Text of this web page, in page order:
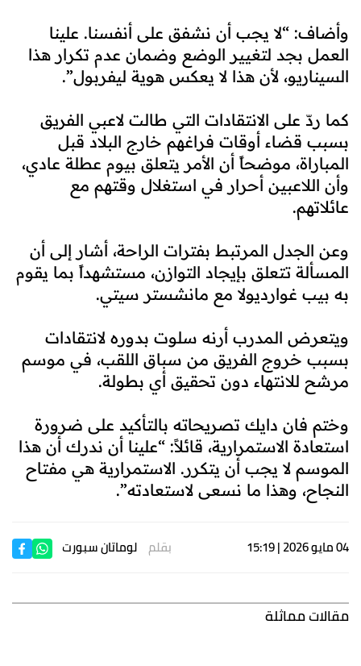
وأضاف: “لا يجب أن نشفق على أنفسنا. علينا
العمل بجد لتغيير الوضع وضمان عدم تكرار هذا
السيناريو، لأن هذا لا يعكس هوية ليفربول”.
كما ردّ على الانتقادات التي طالت لاعبي الفريق
بسبب قضاء أوقات فراغهم خارج البلاد قبل
المباراة، موضحاً أن الأمر يتعلق بيوم عطلة عادي،
وأن اللاعبين أحرار في استغلال وقتهم مع
عائلاتهم.
وعن الجدل المرتبط بفترات الراحة، أشار إلى أن
المسألة تتعلق بإيجاد التوازن، مستشهداً بما يقوم
به بيب غوارديولا مع مانشستر سيتي.
ويتعرض المدرب أرنه سلوت بدوره لانتقادات
بسبب خروج الفريق من سباق اللقب، في موسم
مرشح للانتهاء دون تحقيق أي بطولة.
وختم فان دايك تصريحاته بالتأكيد على ضرورة
استعادة الاستمرارية، قائلاً: “علينا أن ندرك أن هذا
الموسم لا يجب أن يتكرر. الاستمرارية هي مفتاح
النجاح، وهذا ما نسعى لاستعادته”.
04 مايو 2026 | 15:19 بقلم لوماتان سبورت
مقالات مماثلة